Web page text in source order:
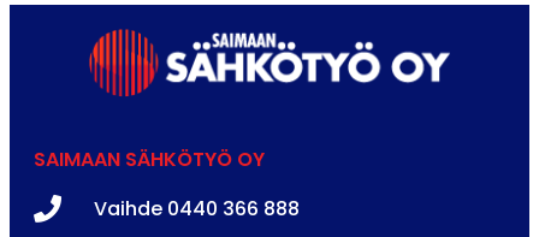
SAIMAAN SÄHKÖTYÖ OY
Vaihde 0440 366 888